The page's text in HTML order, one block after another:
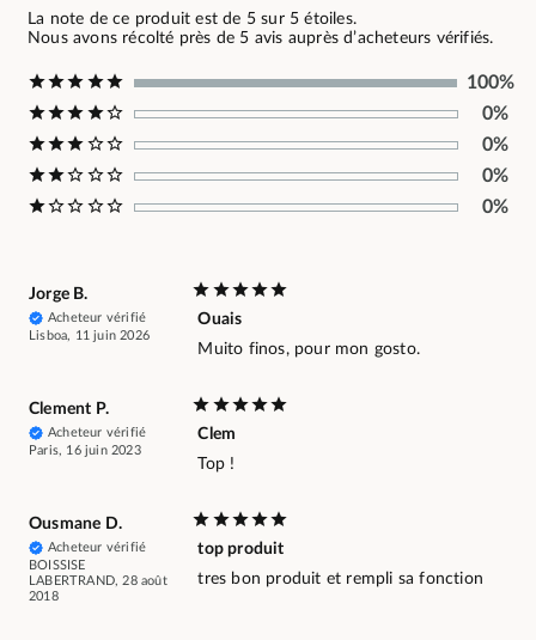
La note de ce produit est de 5 sur 5 étoiles.
Nous avons récolté près de 5 avis auprès d’acheteurs vérifiés.
100%
0%
0%
0%
0%
Jorge B.
Acheteur vérifié
Lisboa, 11 juin 2026
Ouais
Muito finos, pour mon gosto.
Clement P.
Acheteur vérifié
Paris, 16 juin 2023
Clem
Top !
Ousmane D.
Acheteur vérifié
BOISSISE
LABERTRAND, 28 août
2018
top produit
tres bon produit et rempli sa fonction